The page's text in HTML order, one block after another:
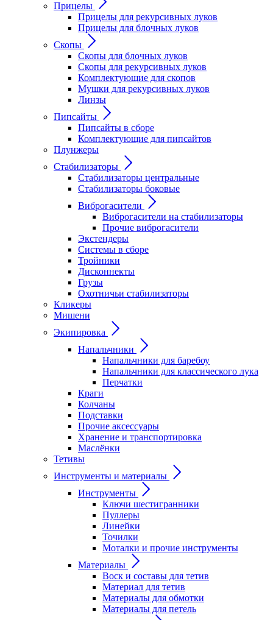
Прицелы
Прицелы для рекурсивных луков
Прицелы для блочных луков
Скопы
Скопы для блочных луков
Скопы для рекурсивных луков
Комплектующие для скопов
Мушки для рекурсивных луков
Линзы
Пипсайты
Пипсайты в сборе
Комплектующие для пипсайтов
Плунжеры
Стабилизаторы
Стабилизаторы центральные
Стабилизаторы боковые
Виброгасители
Виброгасители на стабилизаторы
Прочие виброгасители
Экстендеры
Системы в сборе
Тройники
Дисконнекты
Грузы
Охотничьи стабилизаторы
Кликеры
Мишени
Экипировка
Напальчники
Напальчники для баребоу
Напальчники для классического лука
Перчатки
Краги
Колчаны
Подставки
Прочие аксессуары
Хранение и транспортировка
Маслёнки
Тетивы
Инструменты и материалы
Инструменты
Ключи шестигранники
Пуллеры
Линейки
Точилки
Моталки и прочие инструменты
Материалы
Воск и составы для тетив
Материал для тетив
Материалы для обмотки
Материалы для петель